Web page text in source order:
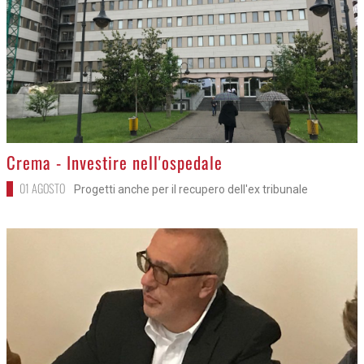
>
Crema - Investire nell'ospedale
01 AGOSTO Progetti anche per il recupero dell'ex tribunale